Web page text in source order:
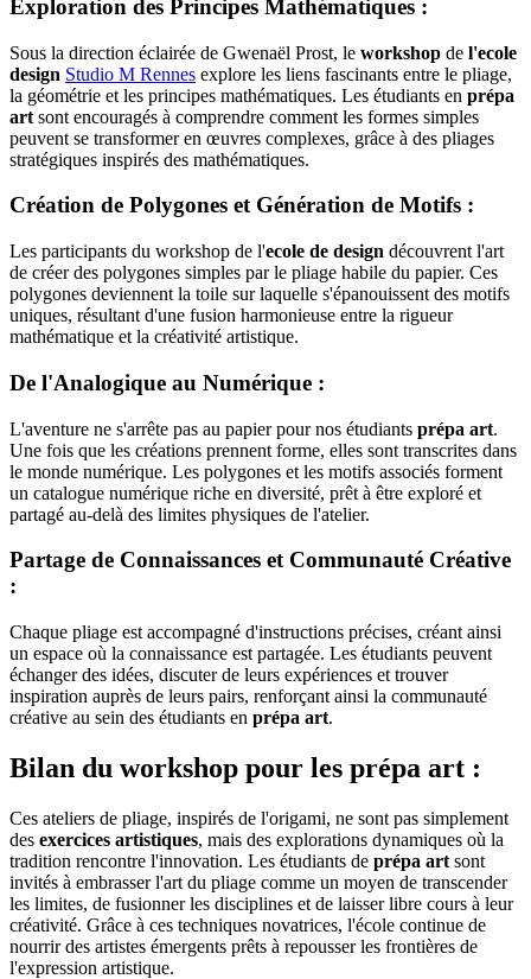
Exploration des Principes Mathématiques :
Sous la direction éclairée de Gwenaël Prost, le workshop de l'ecole
design Studio M Rennes explore les liens fascinants entre le pliage,
la géométrie et les principes mathématiques. Les étudiants en prépa
art sont encouragés à comprendre comment les formes simples
peuvent se transformer en œuvres complexes, grâce à des pliages
stratégiques inspirés des mathématiques.
Création de Polygones et Génération de Motifs :
Les participants du workshop de l'ecole de design découvrent l'art
de créer des polygones simples par le pliage habile du papier. Ces
polygones deviennent la toile sur laquelle s'épanouissent des motifs
uniques, résultant d'une fusion harmonieuse entre la rigueur
mathématique et la créativité artistique.
De l'Analogique au Numérique :
L'aventure ne s'arrête pas au papier pour nos étudiants prépa art.
Une fois que les créations prennent forme, elles sont transcrites dans
le monde numérique. Les polygones et les motifs associés forment
un catalogue numérique riche en diversité, prêt à être exploré et
partagé au-delà des limites physiques de l'atelier.
Partage de Connaissances et Communauté Créative
:
Chaque pliage est accompagné d'instructions précises, créant ainsi
un espace où la connaissance est partagée. Les étudiants peuvent
échanger des idées, discuter de leurs expériences et trouver
inspiration auprès de leurs pairs, renforçant ainsi la communauté
créative au sein des étudiants en prépa art.
Bilan du workshop pour les prépa art :
Ces ateliers de pliage, inspirés de l'origami, ne sont pas simplement
des exercices artistiques, mais des explorations dynamiques où la
tradition rencontre l'innovation. Les étudiants de prépa art sont
invités à embrasser l'art du pliage comme un moyen de transcender
les limites, de fusionner les disciplines et de laisser libre cours à leur
créativité. Grâce à ces techniques novatrices, l'école continue de
nourrir des artistes émergents prêts à repousser les frontières de
l'expression artistique.